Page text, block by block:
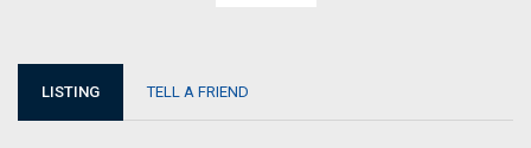
LISTING TELL A FRIEND